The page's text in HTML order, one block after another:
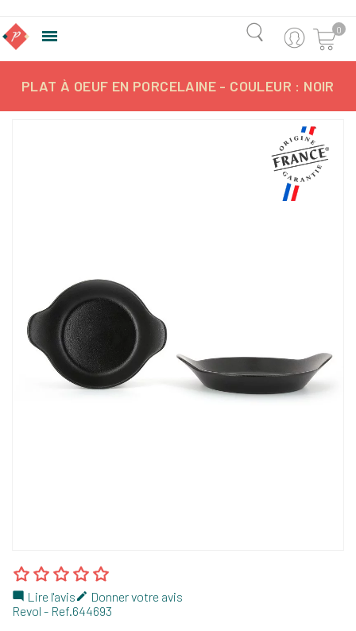
 0
PLAT À OEUF EN PORCELAINE - COULEUR : NOIR
 Lire l'avis Donner votre avis
Revol - Ref. 644693